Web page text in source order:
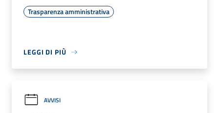
Trasparenza amministrativa
LEGGI DI PIÙ
AVVISI